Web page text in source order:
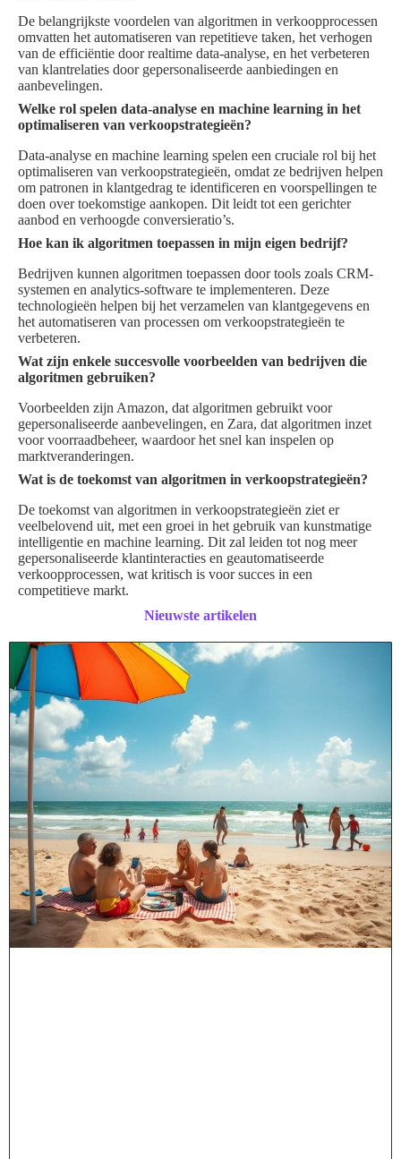
De belangrijkste voordelen van algoritmen in verkoopprocessen
omvatten het automatiseren van repetitieve taken, het verhogen
van de efficiëntie door realtime data-analyse, en het verbeteren
van klantrelaties door gepersonaliseerde aanbiedingen en
aanbevelingen.
Welke rol spelen data-analyse en machine learning in het
optimaliseren van verkoopstrategieën?
Data-analyse en machine learning spelen een cruciale rol bij het
optimaliseren van verkoopstrategieën, omdat ze bedrijven helpen
om patronen in klantgedrag te identificeren en voorspellingen te
doen over toekomstige aankopen. Dit leidt tot een gerichter
aanbod en verhoogde conversieratio’s.
Hoe kan ik algoritmen toepassen in mijn eigen bedrijf?
Bedrijven kunnen algoritmen toepassen door tools zoals CRM-
systemen en analytics-software te implementeren. Deze
technologieën helpen bij het verzamelen van klantgegevens en
het automatiseren van processen om verkoopstrategieën te
verbeteren.
Wat zijn enkele succesvolle voorbeelden van bedrijven die
algoritmen gebruiken?
Voorbeelden zijn Amazon, dat algoritmen gebruikt voor
gepersonaliseerde aanbevelingen, en Zara, dat algoritmen inzet
voor voorraadbeheer, waardoor het snel kan inspelen op
marktveranderingen.
Wat is de toekomst van algoritmen in verkoopstrategieën?
De toekomst van algoritmen in verkoopstrategieën ziet er
veelbelovend uit, met een groei in het gebruik van kunstmatige
intelligentie en machine learning. Dit zal leiden tot nog meer
gepersonaliseerde klantinteracties en geautomatiseerde
verkoopprocessen, wat kritisch is voor succes in een
competitieve markt.
Nieuwste artikelen